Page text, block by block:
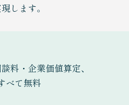
します。
料・企業価値算定、
べて無料